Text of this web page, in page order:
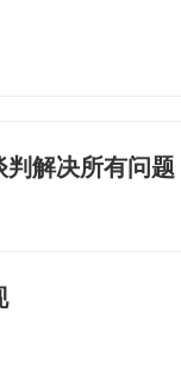
解决所有问题